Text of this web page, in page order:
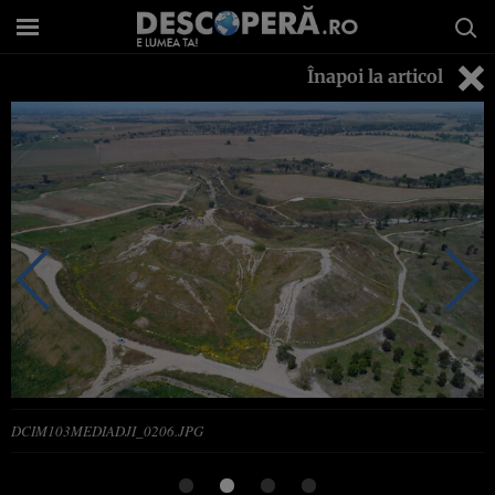
Înapoi la articol
DCIM103MEDIADJI_0206.JPG